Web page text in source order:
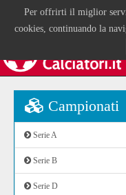
Per offrirti il miglior
cookies, continuando la
Campionati
Serie A
Serie B
Serie D